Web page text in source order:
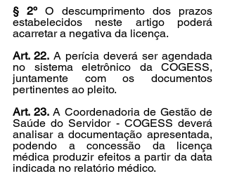
§ 2º O descumprimento dos prazos
estabelecidos neste artigo poderá
acarretar a negativa da licença.
Art. 22. A perícia deverá ser agendada
no sistema eletrônico da COGESS,
juntamente com os documentos
pertinentes ao pleito.
Art. 23. A Coordenadoria de Gestão de
Saúde do Servidor - COGESS deverá
analisar a documentação apresentada,
podendo a concessão da licença
médica produzir efeitos a partir da data
indicada no relatório médico.